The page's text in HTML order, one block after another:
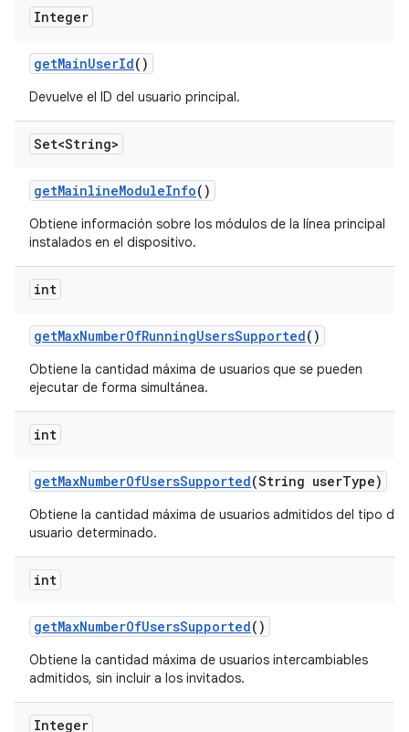
Integer
getMainUserId()
Devuelve el ID del usuario principal.
Set<String>
getMainlineModuleInfo()
Obtiene información sobre los módulos de la línea principal
instalados en el dispositivo.
int
getMaxNumberOfRunningUsersSupported()
Obtiene la cantidad máxima de usuarios que se pueden
ejecutar de forma simultánea.
int
getMaxNumberOfUsersSupported(String userType)
Obtiene la cantidad máxima de usuarios admitidos del tipo de
usuario determinado.
int
getMaxNumberOfUsersSupported()
Obtiene la cantidad máxima de usuarios intercambiables
admitidos, sin incluir a los invitados.
Integer